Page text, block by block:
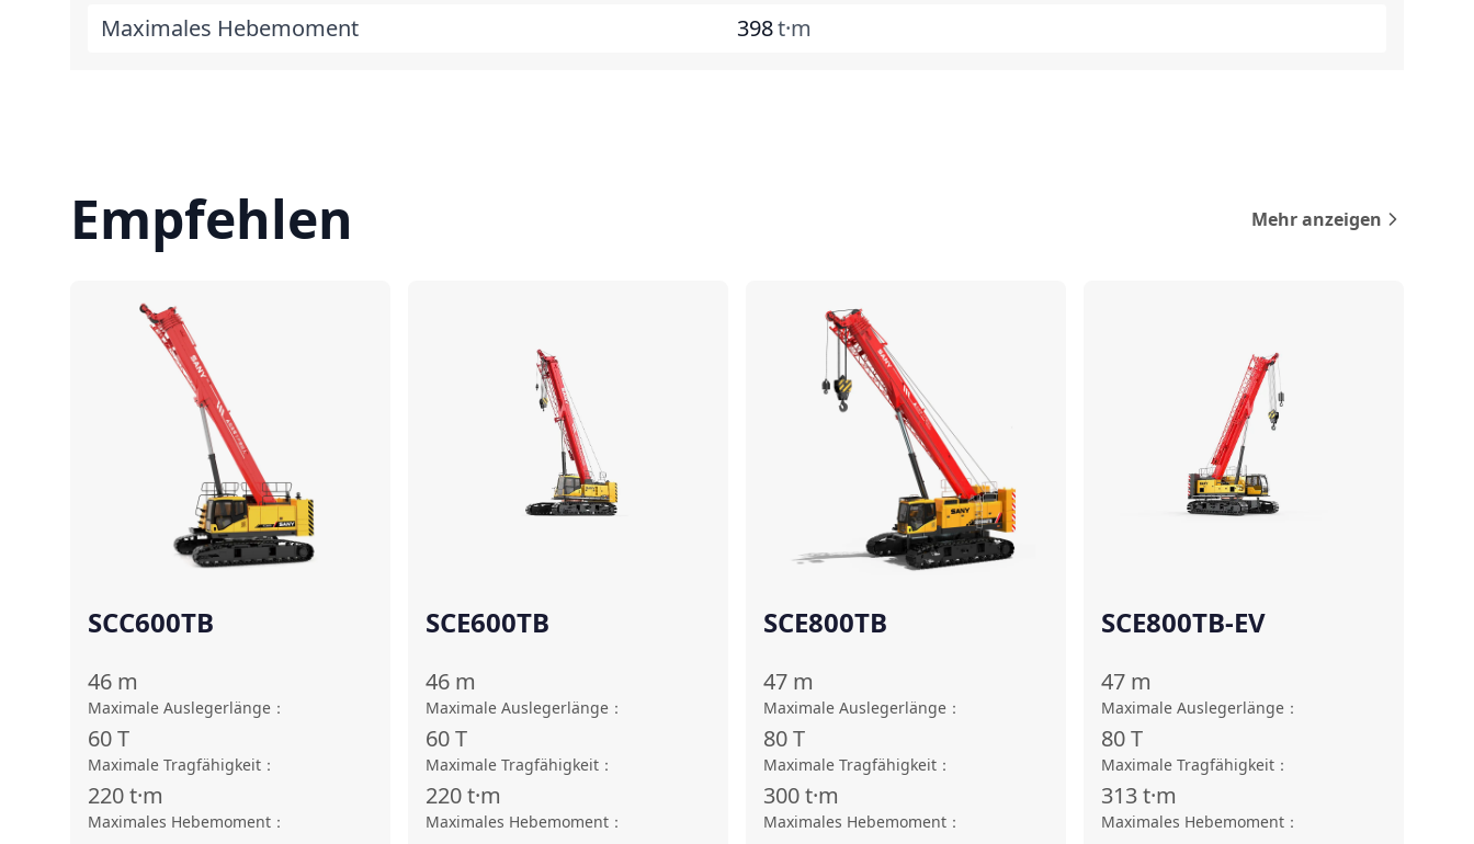
Maximales Hebemoment 398t·m
Empfehlen Mehr anzeigen
SCC600TB
46 m
Maximale Auslegerlänge ：
60T
Maximale Tragfähigkeit ：
220t·m
Maximales Hebemoment ：
SCE600TB
46 m
Maximale Auslegerlänge ：
60T
Maximale Tragfähigkeit ：
220t·m
Maximales Hebemoment ：
SCE800TB
47 m
Maximale Auslegerlänge ：
80T
Maximale Tragfähigkeit ：
300t·m
Maximales Hebemoment ：
SCE800TB-EV
47 m
Maximale Auslegerlänge ：
80T
Maximale Tragfähigkeit ：
313t·m
Maximales Hebemoment ：